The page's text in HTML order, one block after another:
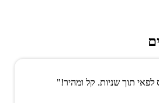
לפאי תוך שניות. קל ומהיר!"